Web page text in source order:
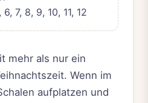
7, 8, 9, 10, 11, 12
mehr als nur ein
Wenn im
aufplatzen und